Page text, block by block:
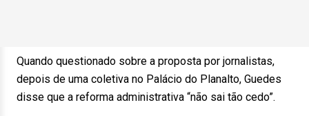
Quando questionado sobre a proposta por jornalistas,
depois de uma coletiva no Palácio do Planalto, Guedes
disse que a reforma administrativa “não sai tão cedo”.